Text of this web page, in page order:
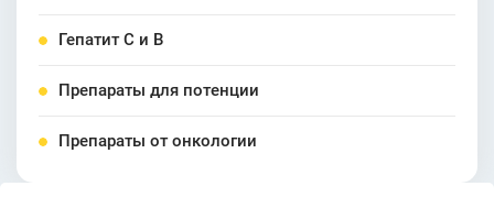
Гепатит С и В
Препараты для потенции
Препараты от онкологии